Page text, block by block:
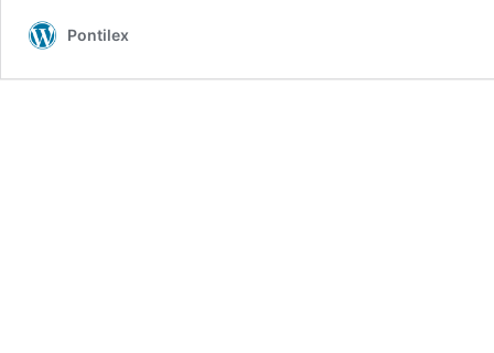
Pontilex